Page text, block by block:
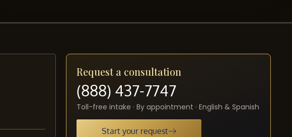
Request a consultation
(888) 437-7747
Toll-free intake · By appointment · English & Spanish
Start your request